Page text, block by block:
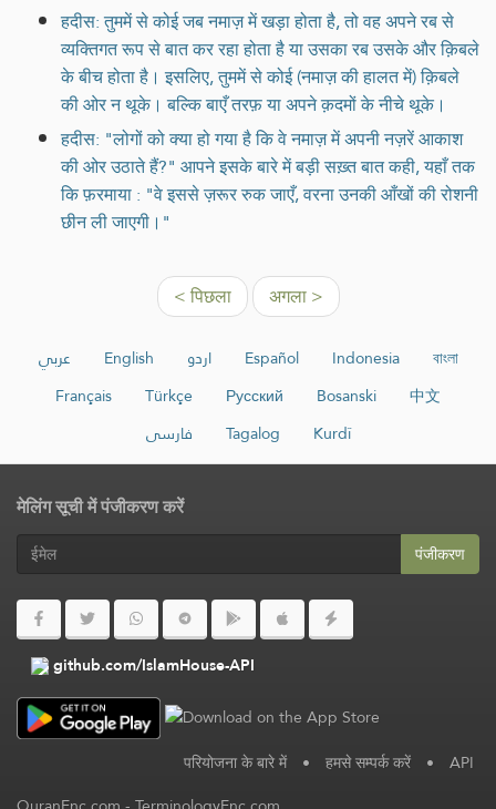
हदीस: तुममें से कोई जब नमाज़ में खड़ा होता है, तो वह अपने रब से
व्यक्तिगत रूप से बात कर रहा होता है या उसका रब उसके और क़िबले
के बीच होता है। इसलिए, तुममें से कोई (नमाज़ की हालत में) क़िबले
की ओर न थूके। बल्कि बाएँ तरफ़ या अपने क़दमों के नीचे थूके।
हदीस: "लोगों को क्या हो गया है कि वे नमाज़ में अपनी नज़रें आकाश
की ओर उठाते हैं?" आपने इसके बारे में बड़ी सख़्त बात कही, यहाँ तक
कि फ़रमाया : "वे इससे ज़रूर रुक जाएँ, वरना उनकी आँखों की रोशनी
छीन ली जाएगी।"
< पिछला अगला >
عربي English اردو Español Indonesia
বাংলা
Français
Türkçe Русский Bosanski
中文
فارسی
Tagalog Kurdî
मेलिंग सूची में पंजीकरण करें
पंजीकरण
github.com/IslamHouse-API
परियोजना के बारे में • हमसे सम्पर्क करें • API